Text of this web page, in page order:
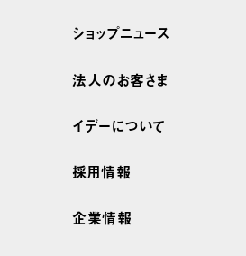
ショップニュース
法人のお客さま
イデーについて
採用情報
企業情報